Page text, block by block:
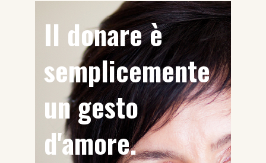
Il donare è
semplicemente
un gesto
d'amore.